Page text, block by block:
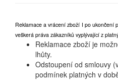
Reklamace a vrácení zboží I po ukončení
veškerá práva zákazníků vyplývající z
Reklamace zboží je
lhůty.
Odstoupení od smlouvy
podmínek platných v